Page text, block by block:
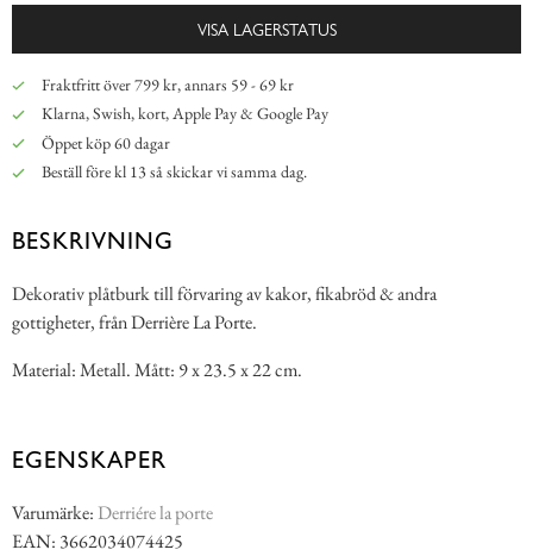
VISA LAGERSTATUS
Fraktfritt över 799 kr, annars 59 - 69 kr
Klarna, Swish, kort, Apple Pay & Google Pay
Öppet köp 60 dagar
Beställ före kl 13 så skickar vi samma dag.
BESKRIVNING
Dekorativ plåtburk till förvaring av kakor, fikabröd & andra
gottigheter, från Derrière La Porte.
Material: Metall. Mått: 9 x 23.5 x 22 cm.
EGENSKAPER
Varumärke: Derriére la porte
EAN: 3662034074425